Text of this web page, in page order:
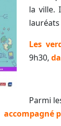
la ville.
Les
9h30,
Parmi
accompagné